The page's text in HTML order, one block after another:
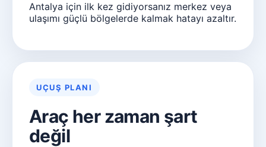
Antalya için ilk kez gidiyorsanız merkez veya
ulaşımı güçlü bölgelerde kalmak hatayı azaltır.
UÇUŞ PLANI
Araç her zaman şart
değil